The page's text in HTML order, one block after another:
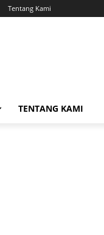
Tentang Kami
TENTANG KAMI